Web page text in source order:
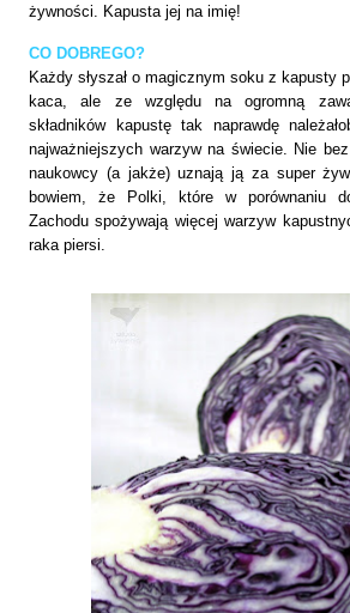
żywności. Kapusta jej na imię!
CO DOBREGO?
Każdy słyszał o magicznym soku z kapusty
kaca, ale ze względu na ogromną
składników kapustę tak naprawdę
najważniejszych warzyw na świecie. Nie
naukowcy (a jakże) uznają ją za super
bowiem, że Polki, które w porównaniu
Zachodu spożywają więcej warzyw
raka piersi.